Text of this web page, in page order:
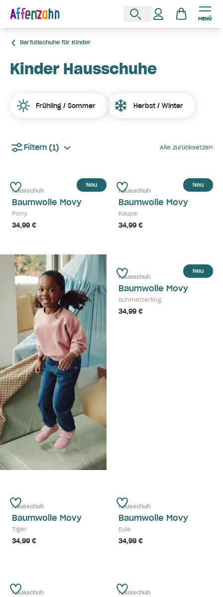
MENÜ
Barfußschuhe für Kinder
Kinder Hausschuhe
Frühling / Sommer Herbst / Winter
Filtern (1) Alle zurücksetzen
Neu
Hausschuh
Baumwolle Movy
Pony
34,99 €
Neu
Hausschuh
Baumwolle Movy
Raupe
34,99 €
Neu
Hausschuh
Baumwolle Movy
Schmetterling
34,99 €
Hausschuh
Baumwolle Movy
Tiger
34,99 €
Hausschuh
Baumwolle Movy
Eule
34,99 €
Hausschuh Hausschuh